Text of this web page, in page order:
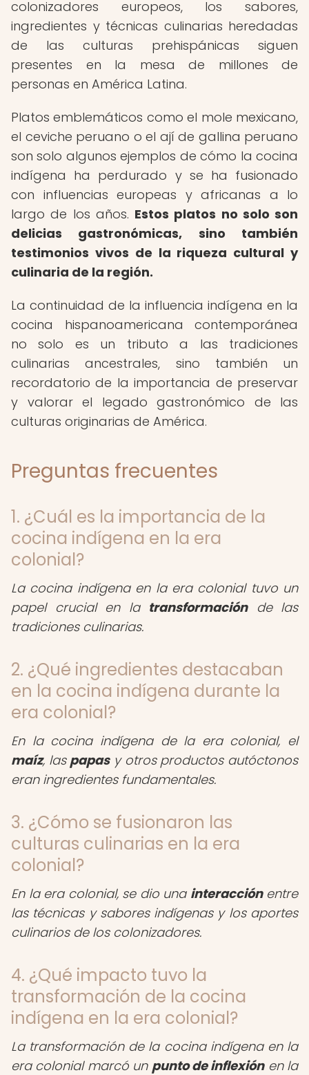
colonizadores europeos, los sabores,
ingredientes y técnicas culinarias heredadas
de las culturas prehispánicas siguen
presentes en la mesa de millones de
personas en América Latina.
Platos emblemáticos como el mole mexicano,
el ceviche peruano o el ají de gallina peruano
son solo algunos ejemplos de cómo la cocina
indígena ha perdurado y se ha fusionado
con influencias europeas y africanas a lo
largo de los años. Estos platos no solo son
delicias gastronómicas, sino también
testimonios vivos de la riqueza cultural y
culinaria de la región.
La continuidad de la influencia indígena en la
cocina hispanoamericana contemporánea
no solo es un tributo a las tradiciones
culinarias ancestrales, sino también un
recordatorio de la importancia de preservar
y valorar el legado gastronómico de las
culturas originarias de América.
Preguntas frecuentes
1. ¿Cuál es la importancia de la
cocina indígena en la era
colonial?
La cocina indígena en la era colonial tuvo un
papel crucial en la transformaciónde las
tradiciones culinarias.
2. ¿Qué ingredientes destacaban
en la cocina indígena durante la
era colonial?
En la cocina indígena de la era colonial, el
maíz, las papasy otros productos autóctonos
eran ingredientes fundamentales.
3. ¿Cómo se fusionaron las
culturas culinarias en la era
colonial?
En la era colonial, se dio una interacciónentre
las técnicas y sabores indígenas y los aportes
culinarios de los colonizadores.
4. ¿Qué impacto tuvo la
transformación de la cocina
indígena en la era colonial?
La transformación de la cocina indígena en la
era colonial marcó un punto de inflexiónen la